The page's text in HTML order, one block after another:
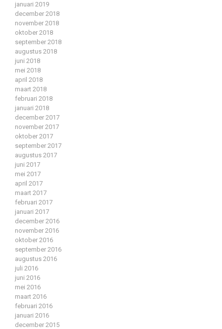
januari 2019
december 2018
november 2018
oktober 2018
september 2018
augustus 2018
juni 2018
mei 2018
april 2018
maart 2018
februari 2018
januari 2018
december 2017
november 2017
oktober 2017
september 2017
augustus 2017
juni 2017
mei 2017
april 2017
maart 2017
februari 2017
januari 2017
december 2016
november 2016
oktober 2016
september 2016
augustus 2016
juli 2016
juni 2016
mei 2016
maart 2016
februari 2016
januari 2016
december 2015